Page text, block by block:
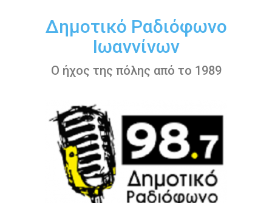
περιεχόμενοΔημοτικό Ραδιόφωνο
Ιωαννίνων
Ο ήχος της πόλης από το 1989